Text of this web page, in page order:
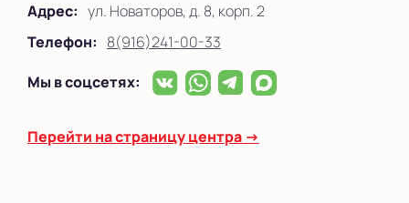
Адрес: ул. Новаторов, д. 8, корп. 2
Телефон: 8(916)241-00-33
Мы в соцсетях:
Перейти на страницу центра →